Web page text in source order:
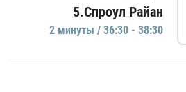
5.Спроул Райан
2 минуты / 36:30 - 38:30